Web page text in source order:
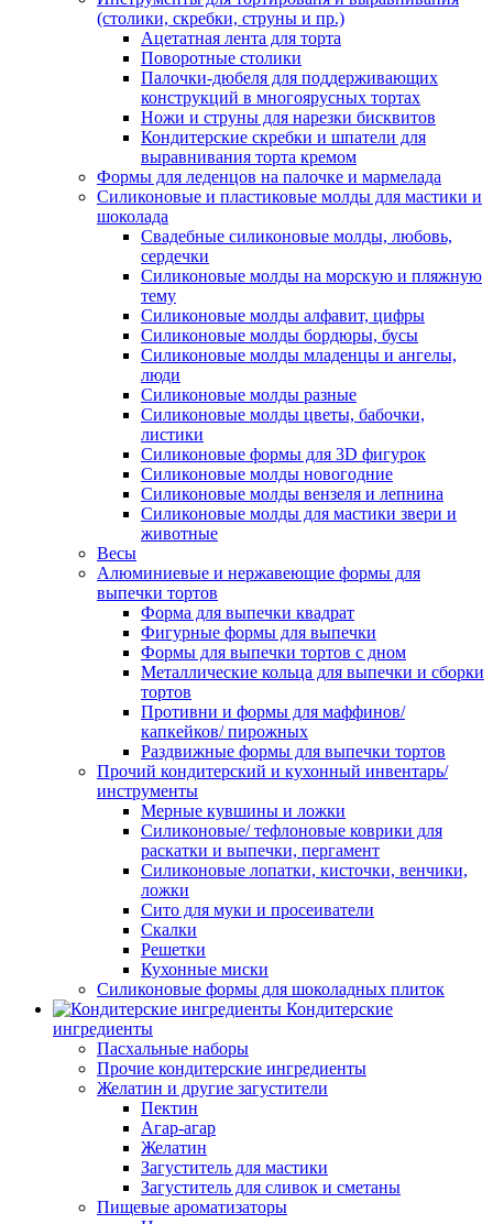
(столики, скребки, струны и пр.)
Ацетатная лента для торта
Поворотные столики
Палочки-дюбеля для поддерживающих
конструкций в многоярусных тортах
Ножи и струны для нарезки бисквитов
Кондитерские скребки и шпатели для
выравнивания торта кремом
Формы для леденцов на палочке и мармелада
Силиконовые и пластиковые молды для мастики и
шоколада
Свадебные силиконовые молды, любовь,
сердечки
Силиконовые молды на морскую и пляжную
тему
Силиконовые молды алфавит, цифры
Силиконовые молды бордюры, бусы
Силиконовые молды младенцы и ангелы,
люди
Силиконовые молды разные
Силиконовые молды цветы, бабочки,
листики
Силиконовые формы для 3D фигурок
Силиконовые молды новогодние
Силиконовые молды вензеля и лепнина
Силиконовые молды для мастики звери и
животные
Весы
Алюминиевые и нержавеющие формы для
выпечки тортов
Форма для выпечки квадрат
Фигурные формы для выпечки
Формы для выпечки тортов с дном
Металлические кольца для выпечки и сборки
тортов
Противни и формы для маффинов/
капкейков/ пирожных
Раздвижные формы для выпечки тортов
Прочий кондитерский и кухонный инвентарь/
инструменты
Мерные кувшины и ложки
Силиконовые/ тефлоновые коврики для
раскатки и выпечки, пергамент
Силиконовые лопатки, кисточки, венчики,
ложки
Сито для муки и просеиватели
Скалки
Решетки
Кухонные миски
Силиконовые формы для шоколадных плиток
Кондитерские
ингредиенты
Пасхальные наборы
Прочие кондитерские ингредиенты
Желатин и другие загустители
Пектин
Агар-агар
Желатин
Загуститель для мастики
Загуститель для сливок и сметаны
Пищевые ароматизаторы